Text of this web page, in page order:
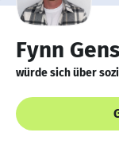
Fynn
würde sich über